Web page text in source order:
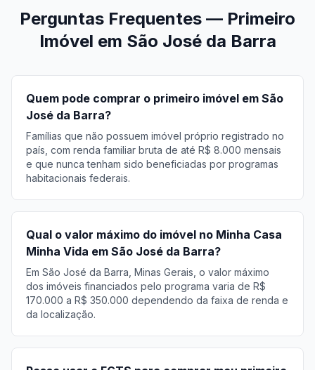
Perguntas Frequentes — Primeiro
Imóvel em São José da Barra
Quem pode comprar o primeiro imóvel em São
José da Barra?
Famílias que não possuem imóvel próprio registrado no
país, com renda familiar bruta de até R$ 8.000 mensais
e que nunca tenham sido beneficiadas por programas
habitacionais federais.
Qual o valor máximo do imóvel no Minha Casa
Minha Vida em São José da Barra?
Em São José da Barra, Minas Gerais, o valor máximo
dos imóveis financiados pelo programa varia de R$
170.000 a R$ 350.000 dependendo da faixa de renda e
da localização.